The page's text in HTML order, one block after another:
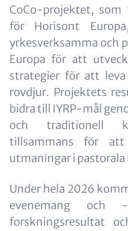
Content
CoCo-projektet, som
för Horisont
yrkesverksamma och
Europa för att
strategier för att
rovdjur. Projektets
bidra till IYRP-mål
och traditionell
tillsammans för
utmaningar i pastorala
Under hela 2026
evenemang och
forskningsresultat